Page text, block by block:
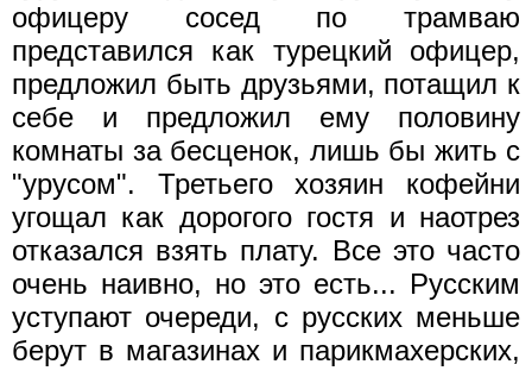
офицеру сосед по трамваю
представился как турецкий офицер,
предложил быть друзьями, потащил к
себе и предложил ему половину
комнаты за бесценок, лишь бы жить с
"урусом". Третьего хозяин кофейни
угощал как дорогого гостя и наотрез
отказался взять плату. Все это часто
очень наивно, но это есть... Русским
уступают очереди, с русских меньше
берут в магазинах и парикмахерских,